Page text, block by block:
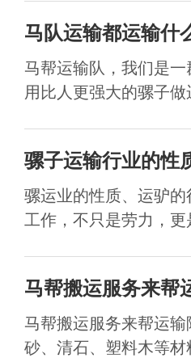
马队运输都运输什
马帮运输队，我们是
用比人更强大的骡子
骡子运输行业的性
骡运业的性质、运驴
工作，不只是劳力，
马帮搬运服务来帮
马帮搬运服务来帮运
砂、清石、塑料木等